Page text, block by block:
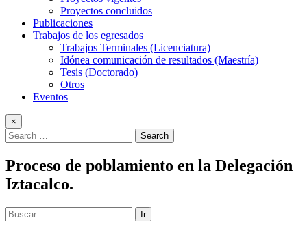
Proyectos concluidos
Publicaciones
Trabajos de los egresados
Trabajos Terminales (Licenciatura)
Idónea comunicación de resultados (Maestría)
Tesis (Doctorado)
Otros
Eventos
×
Proceso de poblamiento en la Delegación
Iztacalco.
Ir